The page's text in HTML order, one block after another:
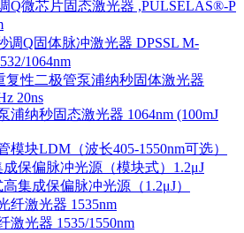
Q微芯片固态激光器 ,PULSELAS®-P
调Q固体脉冲激光器 DPSSL M-
1064nm
复性二极管泵浦纳秒固体激光器
20ns
浦纳秒固态激光器 1064nm (100mJ
模块LDM（波长405-1550nm可选）
成保偏脉冲光源（模块式）1.2μJ
高集成保偏脉冲光源（1.2μJ）
纤激光器 1535nm
激光器 1535/1550nm